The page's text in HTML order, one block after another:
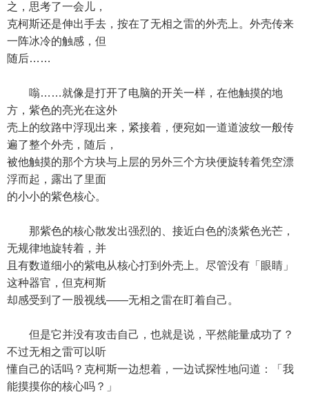
之，思考了一会儿，
克柯斯还是伸出手去，按在了无相之雷的外壳上。外壳传来
一阵冰冷的触感，但
随后……
嗡……就像是打开了电脑的开关一样，在他触摸的地
方，紫色的亮光在这外
壳上的纹路中浮现出来，紧接着，便宛如一道道波纹一般传
遍了整个外壳，随后，
被他触摸的那个方块与上层的另外三个方块便旋转着凭空漂
浮而起，露出了里面
的小小的紫色核心。
那紫色的核心散发出强烈的、接近白色的淡紫色光芒，
无规律地旋转着，并
且有数道细小的紫电从核心打到外壳上。尽管没有「眼睛」
这种器官，但克柯斯
却感受到了一股视线——无相之雷在盯着自己。
但是它并没有攻击自己，也就是说，平然能量成功了？
不过无相之雷可以听
懂自己的话吗？克柯斯一边想着，一边试探性地问道：「我
能摸摸你的核心吗？」